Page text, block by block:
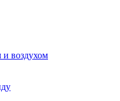
и воздухом